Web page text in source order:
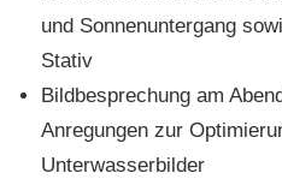
und Sonnenuntergang
Stativ
Bildbesprechung am
Anregungen zur
Unterwasserbilder